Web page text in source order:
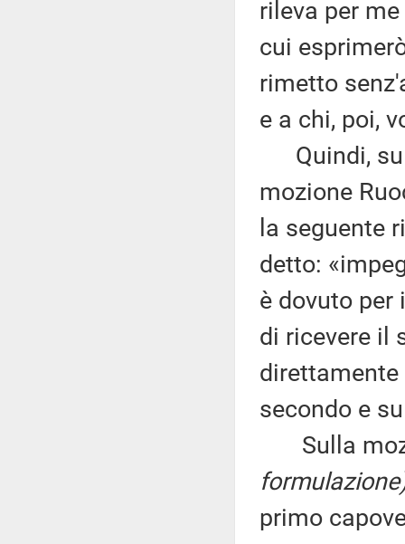
rileva per
cui
rimetto
e a chi, poi,
Quindi, sul
mozione
la seguente
detto:
è dovuto per
di ricevere il
secondo e
Sulla
primo